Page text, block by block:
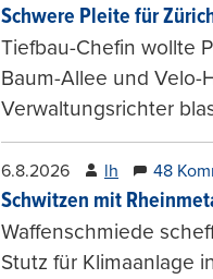
Schwere Pleite für
Tiefbau-Chefin wollte
Baum-Allee und Velo-
Verwaltungsrichter
6.8.2026 lh 48
Schwitzen mit
Waffenschmiede
Stutz für Klimaanlage